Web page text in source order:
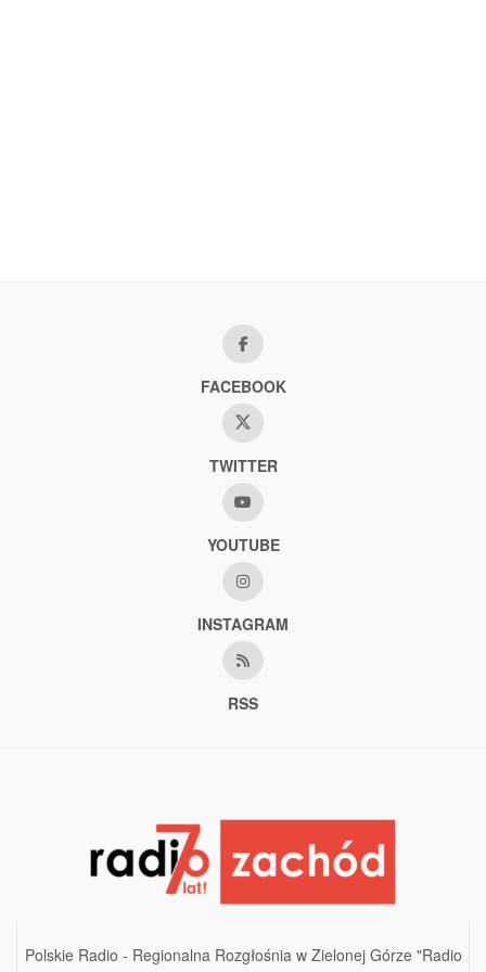
FACEBOOK
TWITTER
YOUTUBE
INSTAGRAM
RSS
Polskie Radio - Regionalna Rozgłośnia w Zielonej Górze "Radio